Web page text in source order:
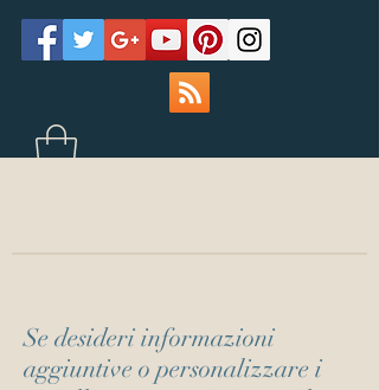
Se desideri informazioni
aggiuntive o personalizzare i